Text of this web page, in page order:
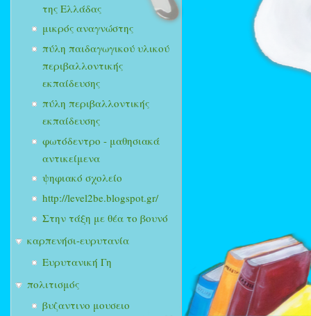
της Ελλάδας
μικρός αναγνώστης
πύλη παιδαγωγικού υλικού
περιβαλλοντικής
εκπαίδευσης
πύλη περιβαλλοντικής
εκπαίδευσης
φωτόδεντρο - μαθησιακά
αντικείμενα
ψηφιακό σχολείο
http://level2be.blogspot.gr/
Στην τάξη με θέα το βουνό
καρπενήσι-ευρυτανία
Ευρυτανική Γη
πολιτισμός
βυζαντινο μουσειο